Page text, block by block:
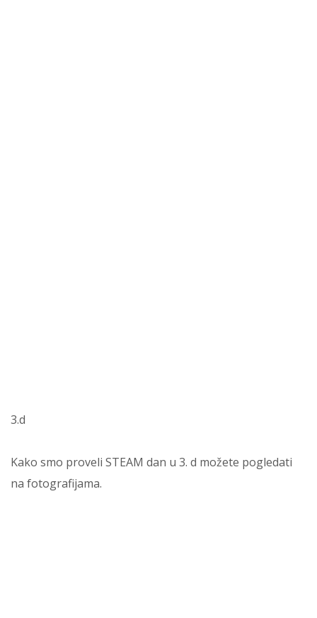
3.d
Kako smo proveli STEAM dan u 3. d možete pogledati
na fotografijama.